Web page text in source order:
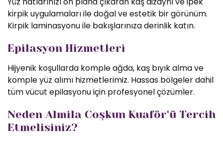
kirpik uygulamaları ile doğal ve estetik bir görünüm.
Kirpik laminasyonu ile bakışlarınıza derinlik katın.
Epilasyon Hizmetleri
Hijyenik koşullarda komple ağda, kaş bıyık alma ve
komple yüz alımı hizmetlerimiz. Hassas bölgeler dahil
tüm vücut epilasyonu için profesyonel çözümler.
Neden Almila Coşkun Kuaför'ü Tercih
Etmelisiniz?